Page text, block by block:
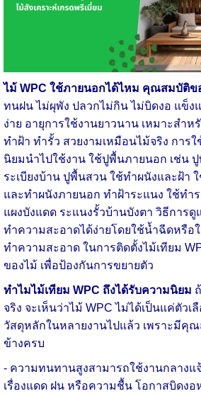
ไม้ WPC ใช้ภายนอกได้ไหม คุณสมบัติข
ทนฝน ไม่ผุพัง ปลวกไม่กิน ไม่บิดงอ แข็ง
ง่าย อายุการใช้งานยาวนาน เหมาะสำ
ทำฝ้า ทำรั้ว สวยงามเหมือนไม้จริง การใ
นิยมนำไปใช้งาน ใช้ปูพื้นภายนอก เช่น
ระเบียงบ้าน ปูพื้นสวน ใช้ทำผนังและฝ้า
และทำผนังภายนอก ทำฝ้าระแนง ใช้ทำ
แผงบังแดด ระแนงรั้วบ้านบังตา วิธีการดู
ทำความสะอาดได้ง่ายโดยใช้น้ำฉีดหรือ
ทำความสะอาด ในการติดตั้งไม้เทียม
ของไม้ เพื่อป้องกันการขยายตัว
ทำไมไม้เทียม WPC ถึงได้รับความนิยม
จริง จะเห็นว่าไม้ WPC ไม่ได้เป็นแค่ตัว
วัสดุหลักในหลายงานไปแล้ว เพราะมีคุ
ข้างครบ
- ความทนทานสูงสามารถใช้งานกลางแ
เรื่องแดด ฝน หรือความชื้น โอกาสบิดง